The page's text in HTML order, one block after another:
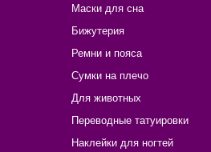
Маски для сна
Бижутерия
Ремни и пояса
Сумки на плечо
Для животных
Переводные татуировки
Наклейки для ногтей